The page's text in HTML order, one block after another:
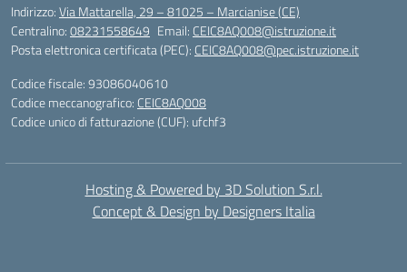
Indirizzo:Via Mattarella, 29 – 81025 – Marcianise (CE)
Centralino:08231558649 Email: CEIC8AQ008@istruzione.it
Posta elettronica certificata (PEC): CEIC8AQ008@pec.istruzione.it
Codice fiscale: 93086040610
Codice meccanografico: CEIC8AQ008
Codice unico di fatturazione (CUF): ufchf3
Hosting & Powered by 3D Solution S.r.l.
Concept & Design by Designers Italia